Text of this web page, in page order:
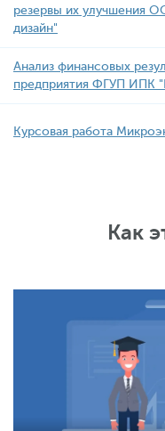
резервы их улучшения
дизайн"
Анализ финансовых
предприятия ФГУП ИПК
Курсовая работа
Как